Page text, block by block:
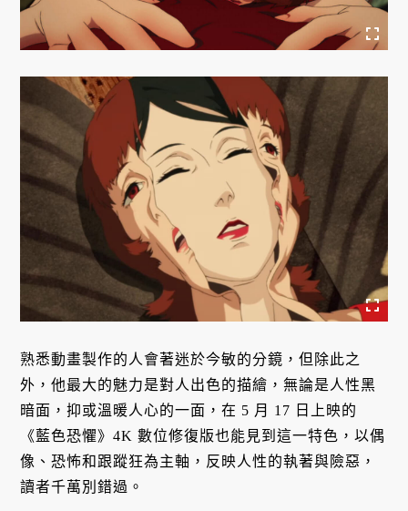
熟悉動畫製作的人會著迷於今敏的分鏡，但除此之
外，他最大的魅力是對人出色的描繪，無論是人性黑
暗面，抑或溫暖人心的一面，在 5 月 17 日上映的
《藍色恐懼》4K 數位修復版也能見到這一特色，以偶
像、恐怖和跟蹤狂為主軸，反映人性的執著與險惡，
讀者千萬別錯過。